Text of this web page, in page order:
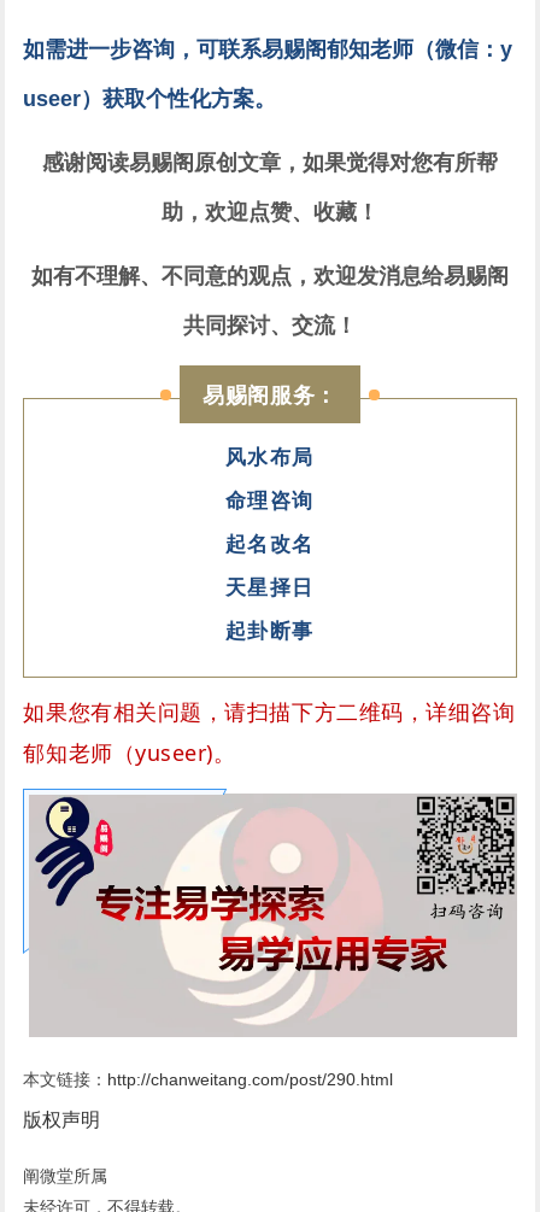
如需进一步咨询，可联系易赐阁郁知老师（微信：y
useer）获取个性化方案。
感谢阅读易赐阁原创文章，如果觉得对您有所帮
助，欢迎点赞、收藏！
如有不理解、不同意的观点，欢迎发消息给易赐阁
共同探讨、交流！
易赐阁服务：
风水布局
命理咨询
起名改名
天星择日
起卦断事
如果您有相关问题，请扫描下方二维码，详细咨询
郁知老师（yuseer)。
本文链接： http://chanweitang.com/post/290.html
版权声明
阐微堂所属
未经许可，不得转载。